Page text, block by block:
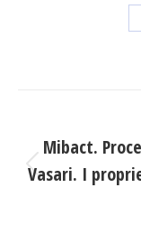
traMibact.
Vasari. I